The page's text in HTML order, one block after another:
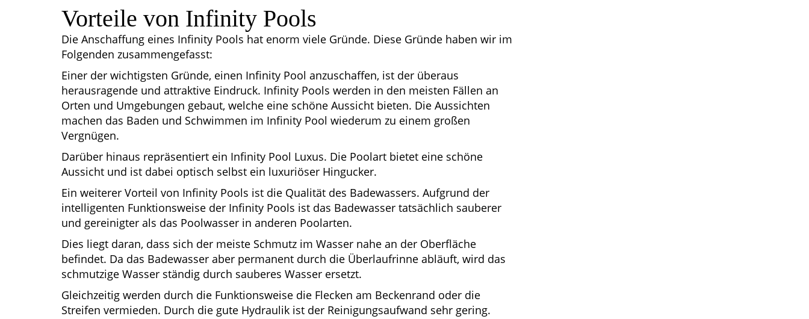
Vorteile von Infinity Pools
Die Anschaffung eines Infinity Pools hat enorm viele Gründe. Diese Gründe haben wir im
Folgenden zusammengefasst:
Einer der wichtigsten Gründe, einen Infinity Pool anzuschaffen, ist der überaus
herausragende und attraktive Eindruck. Infinity Pools werden in den meisten Fällen an
Orten und Umgebungen gebaut, welche eine schöne Aussicht bieten. Die Aussichten
machen das Baden und Schwimmen im Infinity Pool wiederum zu einem großen
Vergnügen.
Darüber hinaus repräsentiert ein Infinity Pool Luxus. Die Poolart bietet eine schöne
Aussicht und ist dabei optisch selbst ein luxuriöser Hingucker.
Ein weiterer Vorteil von Infinity Pools ist die Qualität des Badewassers. Aufgrund der
intelligenten Funktionsweise der Infinity Pools ist das Badewasser tatsächlich sauberer
und gereinigter als das Poolwasser in anderen Poolarten.
Dies liegt daran, dass sich der meiste Schmutz im Wasser nahe an der Oberfläche
befindet. Da das Badewasser aber permanent durch die Überlaufrinne abläuft, wird das
schmutzige Wasser ständig durch sauberes Wasser ersetzt.
Gleichzeitig werden durch die Funktionsweise die Flecken am Beckenrand oder die
Streifen vermieden. Durch die gute Hydraulik ist der Reinigungsaufwand sehr gering.